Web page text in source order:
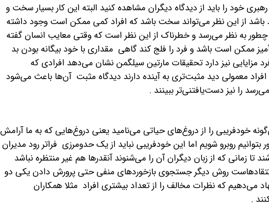
خود را باید از دیدگاه دیگران مشاهده کنید البته این کار بسیار سخت و
باشد از این نظر می‌تواند سخت باشد که افراد کمی ممکن است وجود داشته
چطور به نظر می‌رسد و خطرناک از این نظر است که وقتی معایب انسان گفته
ممکن است باشد و فرد را فلج کند گاهی مقداری با خود بیگانه بودن بد
مزایایی نیز دارد تحقیقات مارتین سیلگمن نشان می‌دهد افرادی که
معمولی دید مثبت‌تری به آینده دارند دیدگاه مثبت آن‌ها باعث می‌شود
را نیز دست‌یافتنی‌تر ببینند .
خودفریبی را از دروغ‌های حیاتی می‌نامید یعنی دروغ‌هایی که به ما آرامش
بتوانیم روبرو شویم اما این خودفریبی نباید از یک حدومرزی فراتر رود مدیران
تا زمانی که از زبان دیگران آن را می‌شنوند آنقدرها هم غیر منتظره نباشد
انتقادهاست روش دیگر جستجوی بازخوردهای منفی حتی پرورش دادن یکی دو
که نظرات مخالف را از تعداد بیشتری افراد مثلا همکاران
.